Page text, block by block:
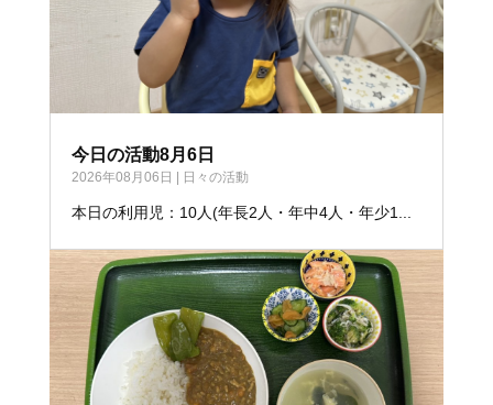
今日の活動8月6日
2026年08月06日 日々の活動
本日の利用児：10人(年長2人・年中4人・年少1...